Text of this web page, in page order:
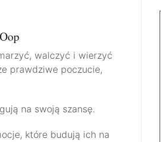
walczyć i wierzyć
prawdziwe poczucie,
na swoją szansę.
które budują ich na